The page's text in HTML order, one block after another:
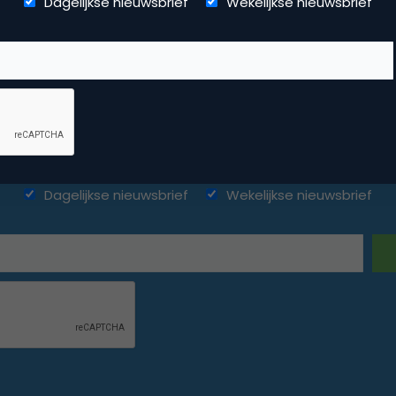
Elke dag vers. Mis
Dagelijkse nieuwsbrief Wekelijkse nieuwsbrief